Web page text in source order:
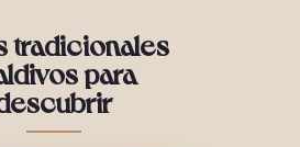
tradicionales
para